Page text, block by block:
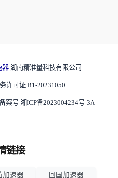
器 湖南精准量科技有限公司
许可证 B1-20231050
案号 湘ICP备2023004234号-3A
链接
加速器 回国加速器